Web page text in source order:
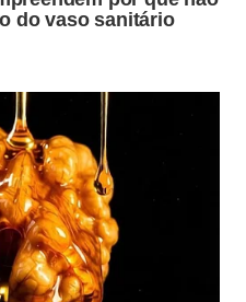
por Cajal não combina com
por inteligência artificial
encurtam a